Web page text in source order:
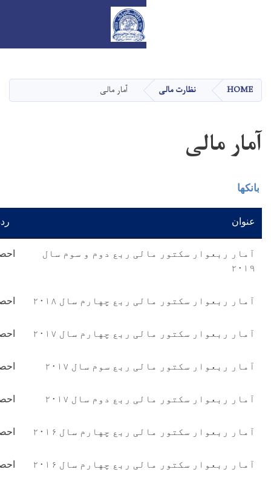
main
content
آمار مالی
ربع دوم و سوم سال احصايه ها دریافت سند
چهارم سال ۲۰۱۸ احصايه ها دریافت سند
چهارم سال ۲۰۱۷ احصايه ها دریافت سند
سوم سال ۲۰۱۷ احصايه ها دریافت سند
دوم سال ۲۰۱۷ احصايه ها دریافت سند
چهارم سال ۲۰۱۶ احصايه ها دریافت سند
چهارم سال ۲۰۱۶ احصايه ها دریافت سند